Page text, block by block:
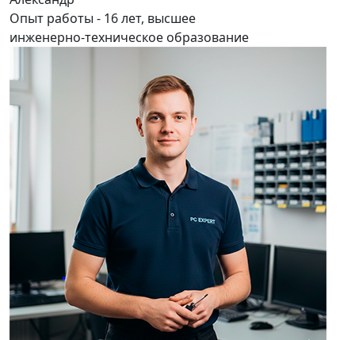
Опыт работы - 16 лет, высшее
инженерно-техническое образование